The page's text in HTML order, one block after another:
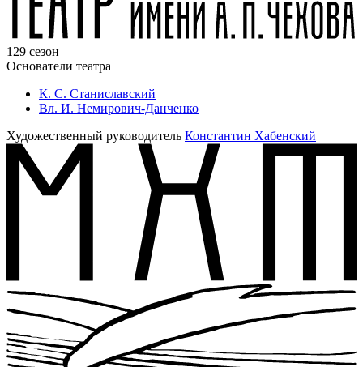
129 сезон
Основатели театра
К. С. Станиславский
Вл. И. Немирович-Данченко
Художественный руководитель Константин Хабенский